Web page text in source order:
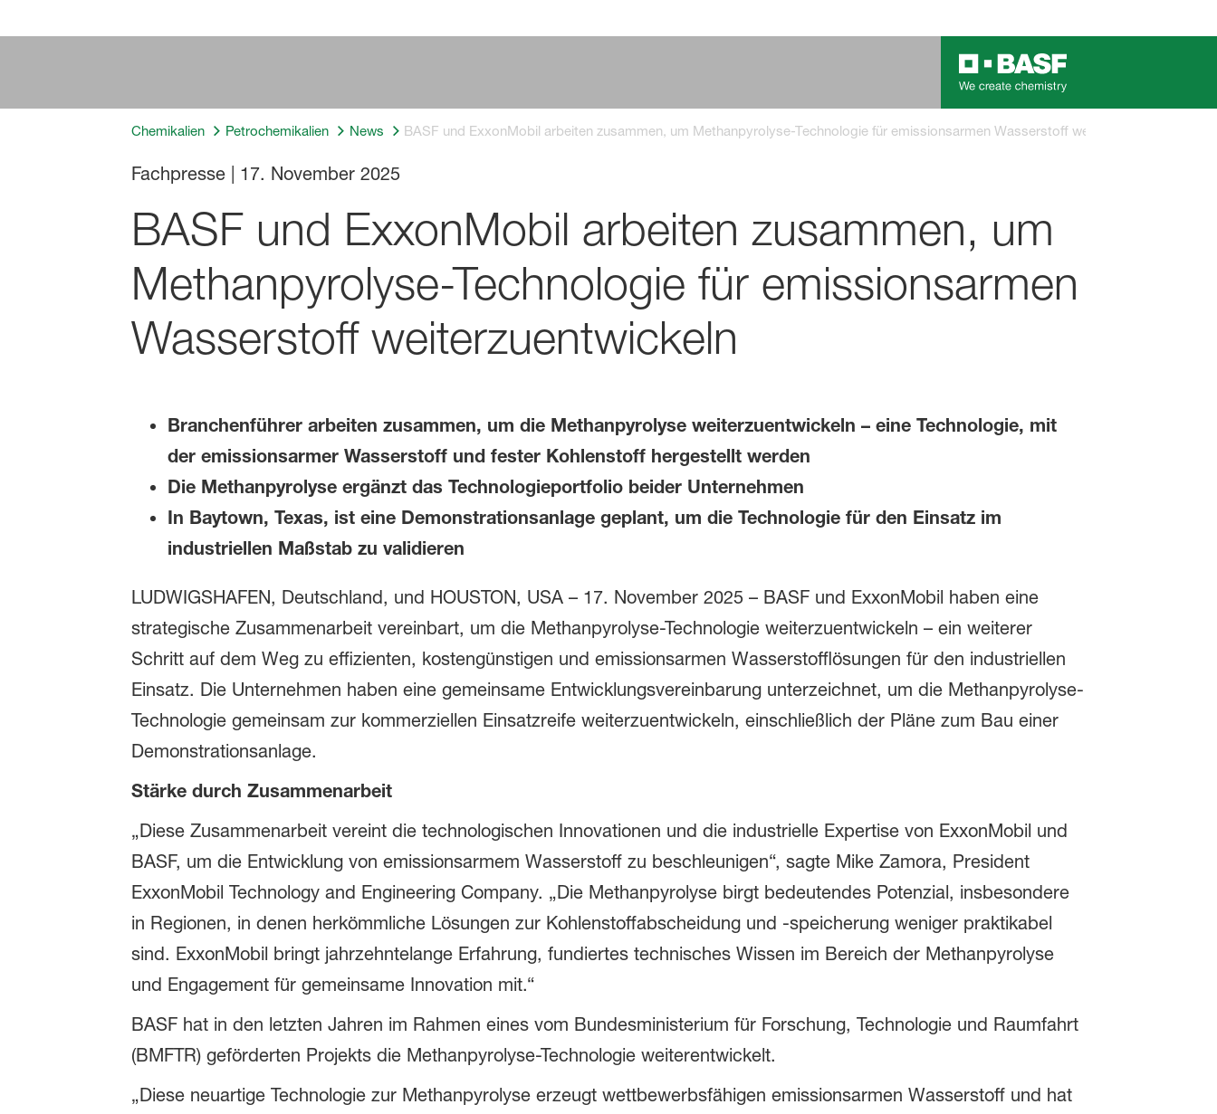
Chemikalien Petrochemikalien News BASF und ExxonMobil arbeiten zusammen, um Methan­pyrolyse-Tech­no­logie für emissions­armen Wasser­stoff weiter­zu­ent­wickeln
Fachpresse| 17. November 2025
BASF und ExxonMobil arbeiten zusammen, um
Methanpyrolyse-Technologie für emissionsarmen
Wasserstoff weiterzuentwickeln
Branchenführer arbeiten zusammen, um die Methanpyrolyse weiterzuentwickeln – eine Technologie, mit
der emissionsarmer Wasserstoff und fester Kohlenstoff hergestellt werden
Die Methanpyrolyse ergänzt das Technologieportfolio beider Unternehmen
In Baytown, Texas, ist eine Demonstrationsanlage geplant, um die Technologie für den Einsatz im
industriellen Maßstab zu validieren
LUDWIGSHAFEN, Deutschland, und HOUSTON, USA – 17. November 2025 – BASF und ExxonMobil haben eine
strategische Zusammenarbeit vereinbart, um die Methanpyrolyse-Technologie weiterzuentwickeln – ein weiterer
Schritt auf dem Weg zu effizienten, kostengünstigen und emissionsarmen Wasserstofflösungen für den industriellen
Einsatz. Die Unternehmen haben eine gemeinsame Entwicklungsvereinbarung unterzeichnet, um die Methanpyrolyse-
Technologie gemeinsam zur kommerziellen Einsatzreife weiterzuentwickeln, einschließlich der Pläne zum Bau einer
Demonstrationsanlage.
Stärke durch Zusammenarbeit
„Diese Zusammenarbeit vereint die technologischen Innovationen und die industrielle Expertise von ExxonMobil und
BASF, um die Entwicklung von emissionsarmem Wasserstoff zu beschleunigen“, sagte Mike Zamora, President
ExxonMobil Technology and Engineering Company. „Die Methanpyrolyse birgt bedeutendes Potenzial, insbesondere
in Regionen, in denen herkömmliche Lösungen zur Kohlenstoffabscheidung und -speicherung weniger praktikabel
sind. ExxonMobil bringt jahrzehntelange Erfahrung, fundiertes technisches Wissen im Bereich der Methanpyrolyse
und Engagement für gemeinsame Innovation mit.“
BASF hat in den letzten Jahren im Rahmen eines vom Bundesministerium für Forschung, Technologie und Raumfahrt
(BMFTR) geförderten Projekts die Methanpyrolyse-Technologie weiterentwickelt.
„Diese neuartige Technologie zur Methanpyrolyse erzeugt wettbewerbsfähigen emissionsarmen Wasserstoff und hat